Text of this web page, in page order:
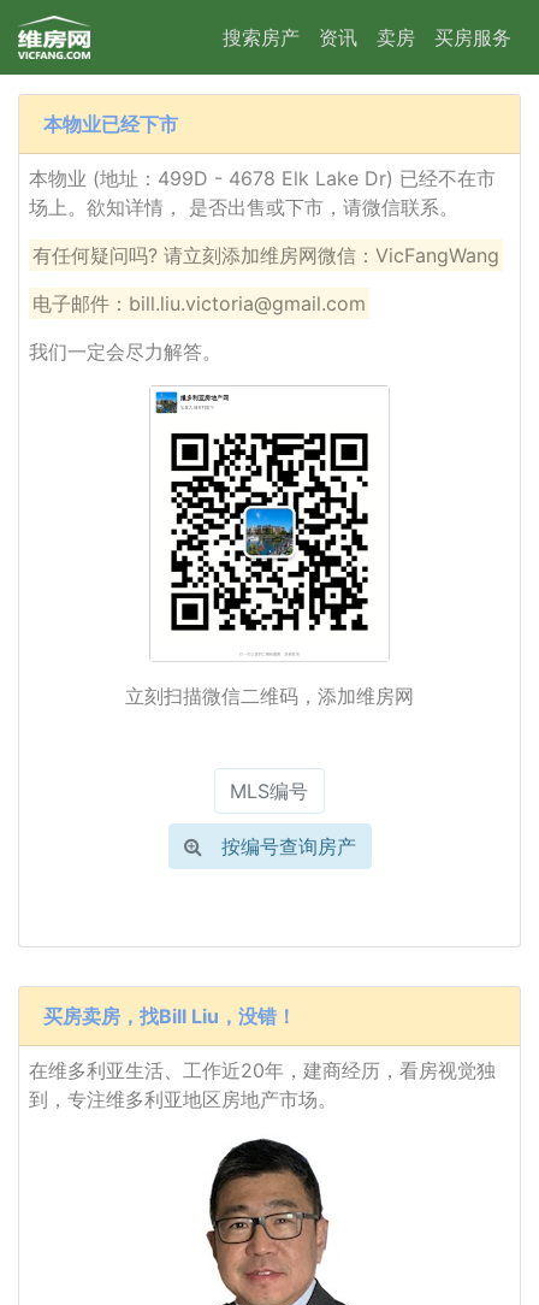
搜索房产 资讯 卖房 买房服务
本物业已经下市
本物业 (地址：499D - 4678 Elk Lake Dr) 已经不在市
场上。欲知详情， 是否出售或下市，请微信联系。
有任何疑问吗? 请立刻添加维房网微信：VicFangWang
电子邮件：bill.liu.victoria@gmail.com
我们一定会尽力解答。
立刻扫描微信二维码，添加维房网
按编号查询房产
买房卖房，找Bill Liu，没错！
在维多利亚生活、工作近20年，建商经历，看房视觉独
到，专注维多利亚地区房地产市场。